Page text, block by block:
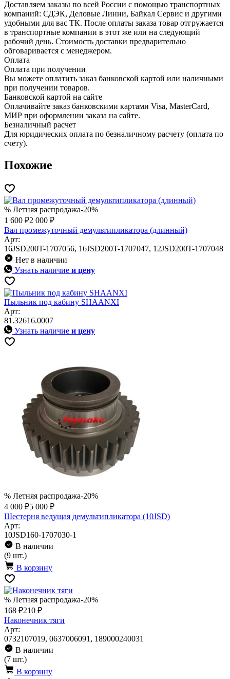
Доставляем заказы по всей России с помощью транспортных
компаний: СДЭК, Деловые Линии, Байкал Сервис и другими
удобными для вас ТК. После оплаты заказа товар отгружается
в транспортные компании в этот же или на следующий
рабочий день. Стоимость доставки предварительно
обговаривается с менеджером.
Оплата
Оплата при получении
Вы можете оплатить заказ банковской картой или наличными
при получении товаров.
Банковской картой на сайте
Оплачивайте заказ банковскими картами Visa, MasterCard,
МИР при оформлении заказа на сайте.
Безналичный расчет
Для юридических оплата по безналичному расчету (оплата по
счету).
Похожие
% Летняя распродажа-20%
1 600 ₽2 000 ₽
Вал промежуточный демультипликатора (длинный)
Арт:
16JSD200T-1707056, 16JSD200T-1707047, 12JSD200T-1707048
Нет в наличии
Узнать наличие и цену
Пыльник под кабину SHAANXI
Арт:
81.32616.0007
Узнать наличие и цену
% Летняя распродажа-20%
4 000 ₽5 000 ₽
Шестерня ведущая демультипликатора (10JSD)
Арт:
10JSD160-1707030-1
В наличии
(9 шт.)
В корзину
% Летняя распродажа-20%
168 ₽210 ₽
Наконечник тяги
Арт:
0732107019, 0637006091, 189000240031
В наличии
(7 шт.)
В корзину